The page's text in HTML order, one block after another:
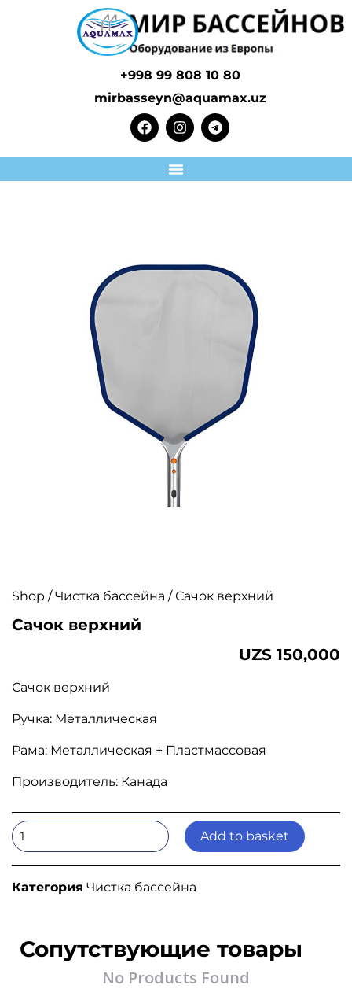
+998 99 808 10 80
mirbasseyn@aquamax.uz
Shop /Чистка бассейна / Сачок верхний
Сачок верхний
UZS 150,000
Сачок верхний
Ручка: Металлическая
Рама: Металлическая + Пластмассовая
Производитель: Канада
Add to basket
Категория Чистка бассейна
Сопутствующие товары
No Products Found